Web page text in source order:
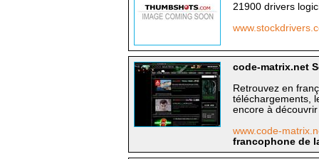
21900 drivers
code-matrix.net
Retrouvez en
téléchargements,
encore à
www.code-
francophone de